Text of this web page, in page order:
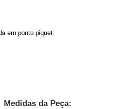
em ponto piquet.
Medidas da Peça: